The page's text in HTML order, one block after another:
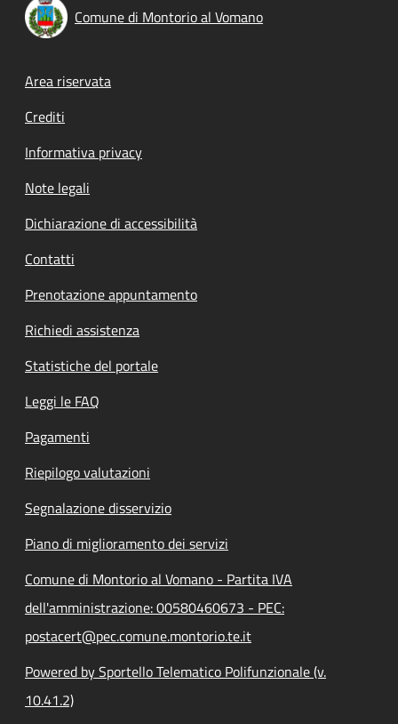
Comune di Montorio al Vomano
Footer menu
Area riservata
Crediti
Informativa privacy
Note legali
Dichiarazione di accessibilità
Contatti
Prenotazione appuntamento
Richiedi assistenza
Statistiche del portale
Leggi le FAQ
Pagamenti
Riepilogo valutazioni
Segnalazione disservizio
Piano di miglioramento dei servizi
Comune di Montorio al Vomano - Partita IVA
dell'amministrazione: 00580460673 - PEC:
postacert@pec.comune.montorio.te.it
Powered by Sportello Telematico Polifunzionale (v.
10.41.2)